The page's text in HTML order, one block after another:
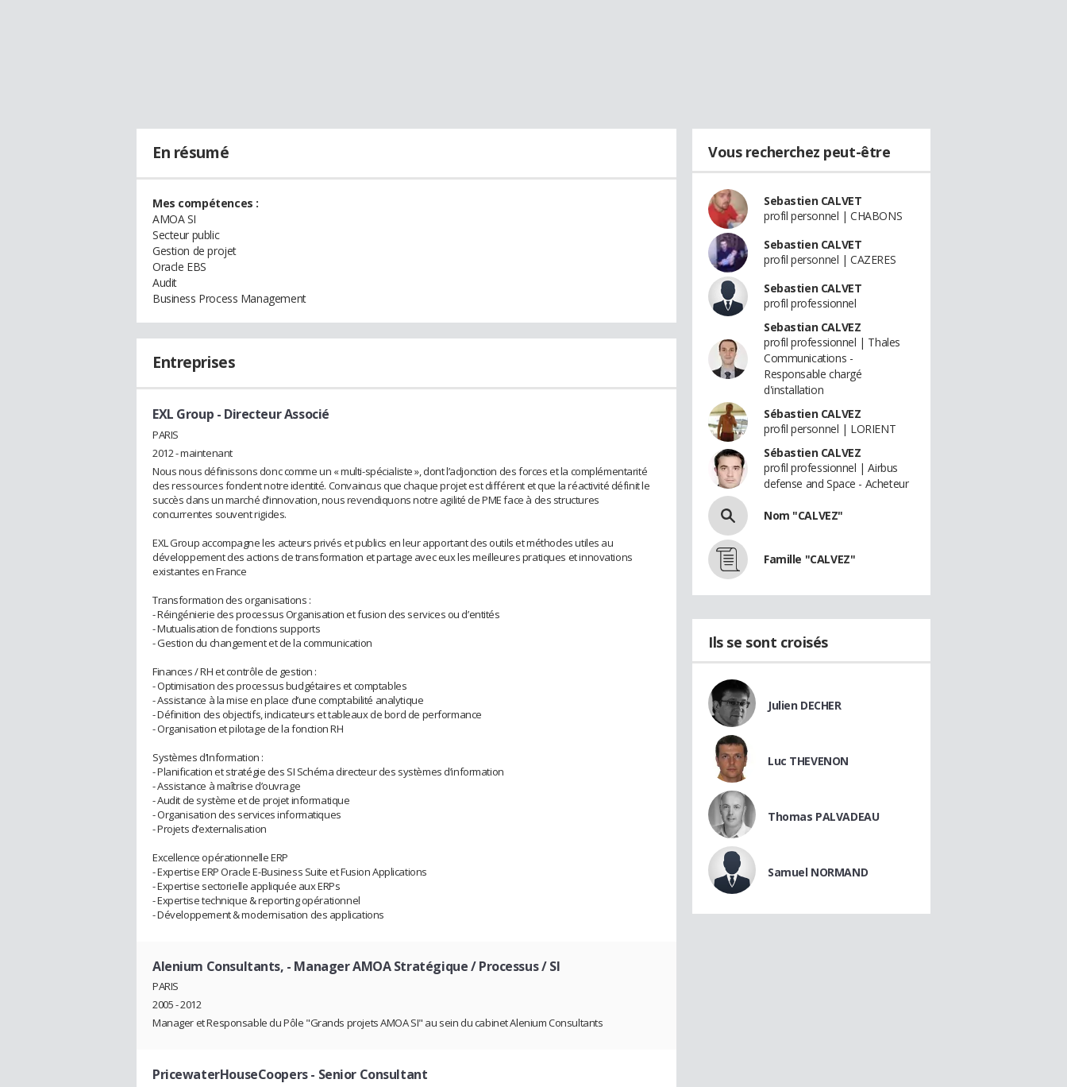
En résumé
Mes compétences :
AMOA SI
Secteur public
Gestion de projet
Oracle EBS
Audit
Business Process Management
Entreprises
EXL Group - Directeur Associé
PARIS
2012 - maintenant
Nous nous définissons donc comme un « multi-spécialiste », dont l’adjonction des forces et la complémentarité
des ressources fondent notre identité. Convaincus que chaque projet est différent et que la réactivité définit le
succès dans un marché d’innovation, nous revendiquons notre agilité de PME face à des structures
concurrentes souvent rigides.
EXL Group accompagne les acteurs privés et publics en leur apportant des outils et méthodes utiles au
développement des actions de transformation et partage avec eux les meilleures pratiques et innovations
existantes en France
Transformation des organisations :
- Réingénierie des processus Organisation et fusion des services ou d’entités
- Mutualisation de fonctions supports
- Gestion du changement et de la communication
Finances / RH et contrôle de gestion :
- Optimisation des processus budgétaires et comptables
- Assistance à la mise en place d’une comptabilité analytique
- Définition des objectifs, indicateurs et tableaux de bord de performance
- Organisation et pilotage de la fonction RH
Systèmes d’Information :
- Planification et stratégie des SI Schéma directeur des systèmes d’information
- Assistance à maîtrise d’ouvrage
- Audit de système et de projet informatique
- Organisation des services informatiques
- Projets d’externalisation
Excellence opérationnelle ERP
- Expertise ERP Oracle E-Business Suite et Fusion Applications
- Expertise sectorielle appliquée aux ERPs
- Expertise technique & reporting opérationnel
- Développement & modernisation des applications
Alenium Consultants, - Manager AMOA Stratégique / Processus / SI
PARIS
2005 - 2012
Manager et Responsable du Pôle "Grands projets AMOA SI" au sein du cabinet Alenium Consultants
PricewaterHouseCoopers- Senior Consultant
Vous recherchez peut-être
Sebastien CALVET
profil personnel | CHABONS
Sebastien CALVET
profil personnel | CAZERES
Sebastien CALVET
profil professionnel
Sebastian CALVEZ
profil professionnel | Thales
Communications -
Responsable chargé
d'installation
Sébastien CALVEZ
profil personnel | LORIENT
Sébastien CALVEZ
profil professionnel | Airbus
defense and Space - Acheteur
Nom "CALVEZ"
Famille "CALVEZ"
Ils se sont croisés
Julien DECHER
Luc THEVENON
Thomas PALVADEAU
Samuel NORMAND